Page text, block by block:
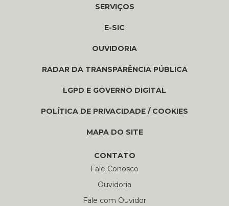
SERVIÇOS
E-SIC
OUVIDORIA
RADAR DA TRANSPARÊNCIA PÚBLICA
LGPD E GOVERNO DIGITAL
POLÍTICA DE PRIVACIDADE / COOKIES
MAPA DO SITE
CONTATO
Fale Conosco
Ouvidoria
Fale com Ouvidor